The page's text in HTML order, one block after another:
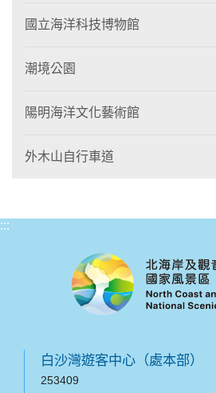
國立海洋科技博物館
潮境公園
陽明海洋文化藝術館
外木山自行車道
:::
白沙灣遊客中心（處本部）
253409